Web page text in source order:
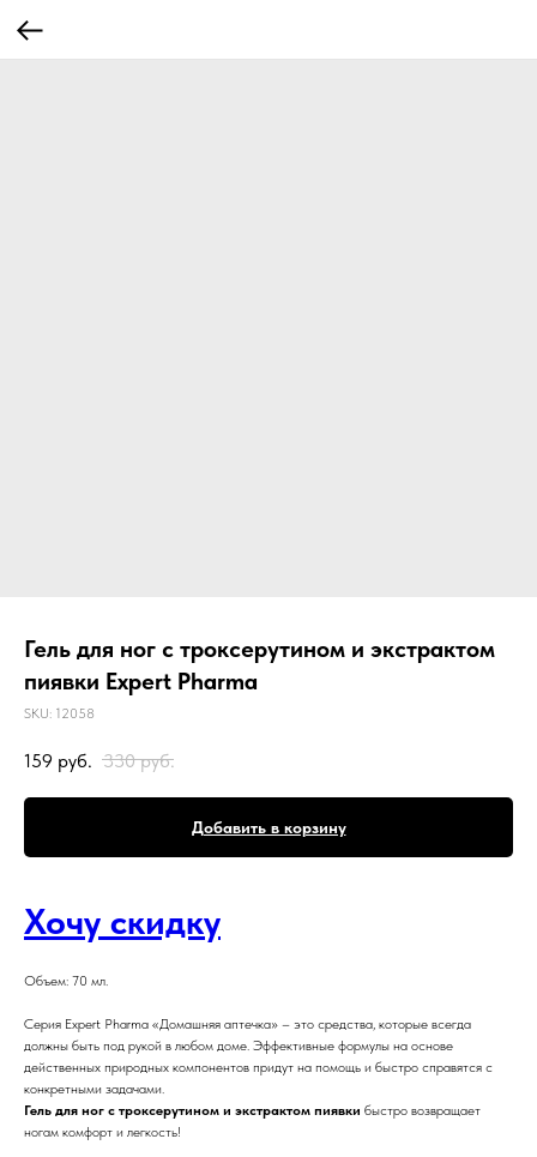
Гель для ног с троксерутином и экстрактом
пиявки Expert Pharma
SKU: 12058
159 руб. 330 руб.
Добавить в корзину
Хочу скидку
Объем: 70 мл.
Серия Expert Pharma «Домашняя аптечка» – это средства, которые всегда
должны быть под рукой в любом доме. Эффективные формулы на основе
действенных природных компонентов придут на помощь и быстро справятся с
конкретными задачами.
Гель для ног с троксерутином и экстрактом пиявки быстро возвращает
ногам комфорт и легкость!